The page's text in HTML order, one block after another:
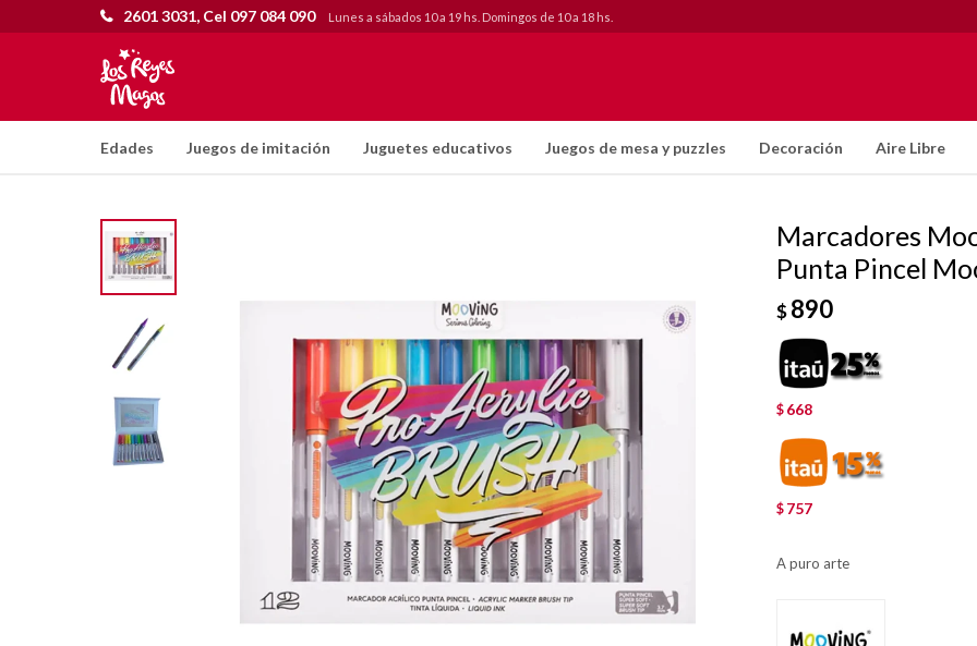
Edades Juegos de imitación Juguetes educativos Juegos de mesa y puzzles Decoración Aire Libre
2601 3031, Cel 097 084 090 Lunes a sábados 10 a 19 hs. Domingos de 10 a 18 hs.
Marcadores
Punta Pincel
$890
$ 668
$ 757
A puro arte